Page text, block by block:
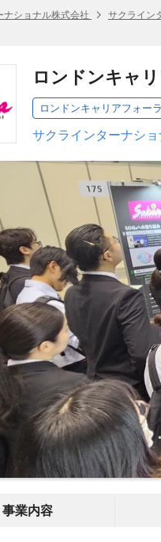
ナショナル株式会社 サクライン
ロンドンキャ
ロンドンキャリアフォー
サクラインターナシ
事業内容